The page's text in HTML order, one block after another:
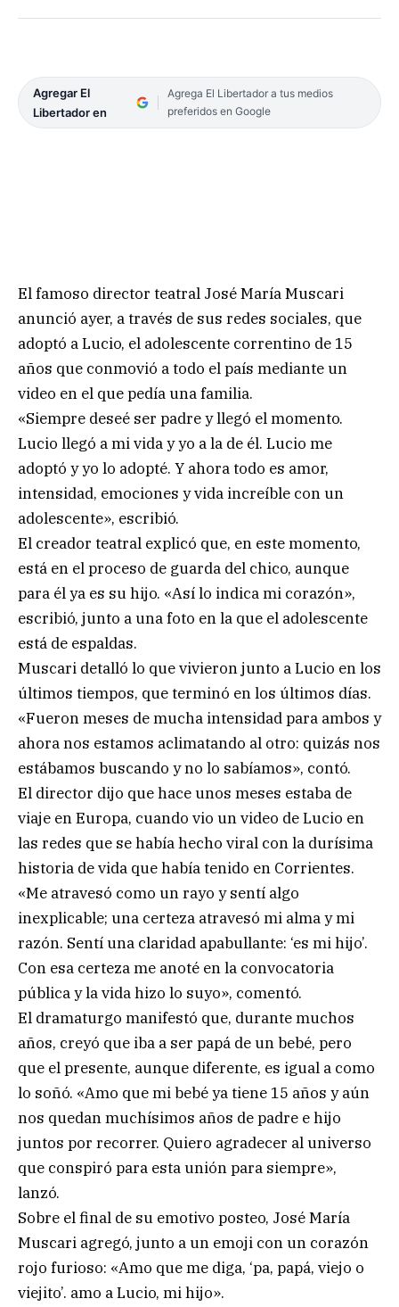
Agregar El
Libertador en
Agrega El Libertador a tus medios
preferidos en Google
El famoso director teatral José María Muscari
anunció ayer, a través de sus redes sociales, que
adoptó a Lucio, el adolescente correntino de 15
años que conmovió a todo el país mediante un
video en el que pedía una familia.
«Siempre deseé ser padre y llegó el momento.
Lucio llegó a mi vida y yo a la de él. Lucio me
adoptó y yo lo adopté. Y ahora todo es amor,
intensidad, emociones y vida increíble con un
adolescente», escribió.
El creador teatral explicó que, en este momento,
está en el proceso de guarda del chico, aunque
para él ya es su hijo. «Así lo indica mi corazón»,
escribió, junto a una foto en la que el adolescente
está de espaldas.
Muscari detalló lo que vivieron junto a Lucio en los
últimos tiempos, que terminó en los últimos días.
«Fueron meses de mucha intensidad para ambos y
ahora nos estamos aclimatando al otro: quizás nos
estábamos buscando y no lo sabíamos», contó.
El director dijo que hace unos meses estaba de
viaje en Europa, cuando vio un video de Lucio en
las redes que se había hecho viral con la durísima
historia de vida que había tenido en Corrientes.
«Me atravesó como un rayo y sentí algo
inexplicable; una certeza atravesó mi alma y mi
razón. Sentí una claridad apabullante: ‘es mi hijo’.
Con esa certeza me anoté en la convocatoria
pública y la vida hizo lo suyo», comentó.
El dramaturgo manifestó que, durante muchos
años, creyó que iba a ser papá de un bebé, pero
que el presente, aunque diferente, es igual a como
lo soñó. «Amo que mi bebé ya tiene 15 años y aún
nos quedan muchísimos años de padre e hijo
juntos por recorrer. Quiero agradecer al universo
que conspiró para esta unión para siempre»,
lanzó.
Sobre el final de su emotivo posteo, José María
Muscari agregó, junto a un emoji con un corazón
rojo furioso: «Amo que me diga, ‘pa, papá, viejo o
viejito’. amo a Lucio, mi hijo».